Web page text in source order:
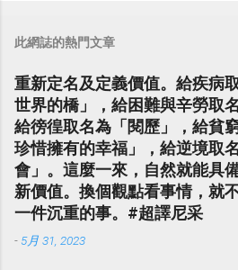
此網誌的熱門文章
重新定名及定義價值。給疾病
世界的橋」，給困難與辛勞取
給徬徨取名為「閱歷」，給貧
珍惜擁有的幸福」，給逆境取
會」。這麼一來，自然就能具
新價值。換個觀點看事情，就
一件沉重的事。#超譯尼采
- 5月 31, 2023